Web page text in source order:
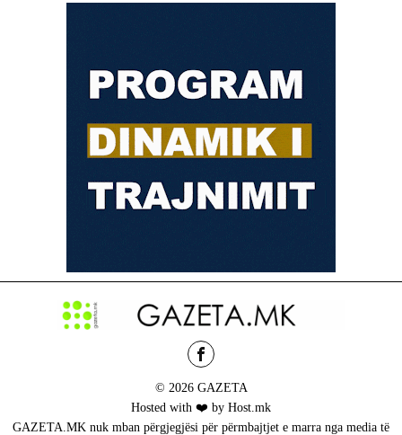
© 2026 GAZETA
Hosted with ❤️ by Host.mk
GAZETA.MK nuk mban përgjegjësi për përmbajtjet e marra nga media të